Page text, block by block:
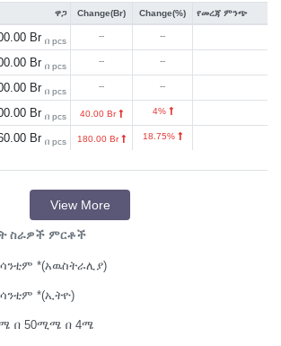
ዋጋ Change(Br) Change(%) የመረጃ ምንጭ
Br በ pcs -- --
Br በ pcs -- --
Br በ pcs -- --
Br በ pcs 40.00 Br 4%
Br በ pcs 180.00 Br 18.75%
View More
ስራዎች ምርቶች
ሳንቲም *(አዉስትራሊያ)
ሳንቲም *(ኢትዮ)
በ 50ሚሜ በ 4ሜ